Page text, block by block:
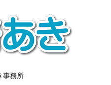
事務所